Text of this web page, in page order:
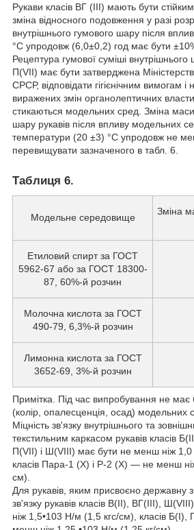
Рукави класів ВГ (III) мають бути
зміна відносного подовження у разі
внутрішнього гумового шару після
°C упродовж (6,0±0,2) год має бути
Рецептура гумової суміші внутрішнього
П(VII) має бути затверджена
СРСР, відповідати гігієнічним вимогам і
виражених змін органолептичних
стикаються модельних сред. Зміна
шару рукавів після впливу модельних
температури (20 ±3) °C упродовж не
перевищувати зазначеного в табл. 6.
Таблиця 6.
Модельне середовище
Зміна
Етиловий спирт за ГОСТ
5962-67 або за ГОСТ 18300-
87, 60%-й розчин
Молочна кислота за ГОСТ
490-79, 6,3%-й розчин
Лимонна кислота за ГОСТ
3652-69, 3%-й розчин
Примітка. Під час випробування не має
(колір, опалесценція, осад) модельних
Міцність зв'язку внутрішнього та
текстильним каркасом рукавів класів
П(VII) і Ш(VIII) має бути не менш ніж 1,0
класів Пара-1 (X) і P-2 (X) — не менш
см).
Для рукавів, яким присвоєно державну
зв'язку рукавів класів В(II), ВГ(III),
ніж 1,5•103 Н/м (1,5 кгс/см), класів